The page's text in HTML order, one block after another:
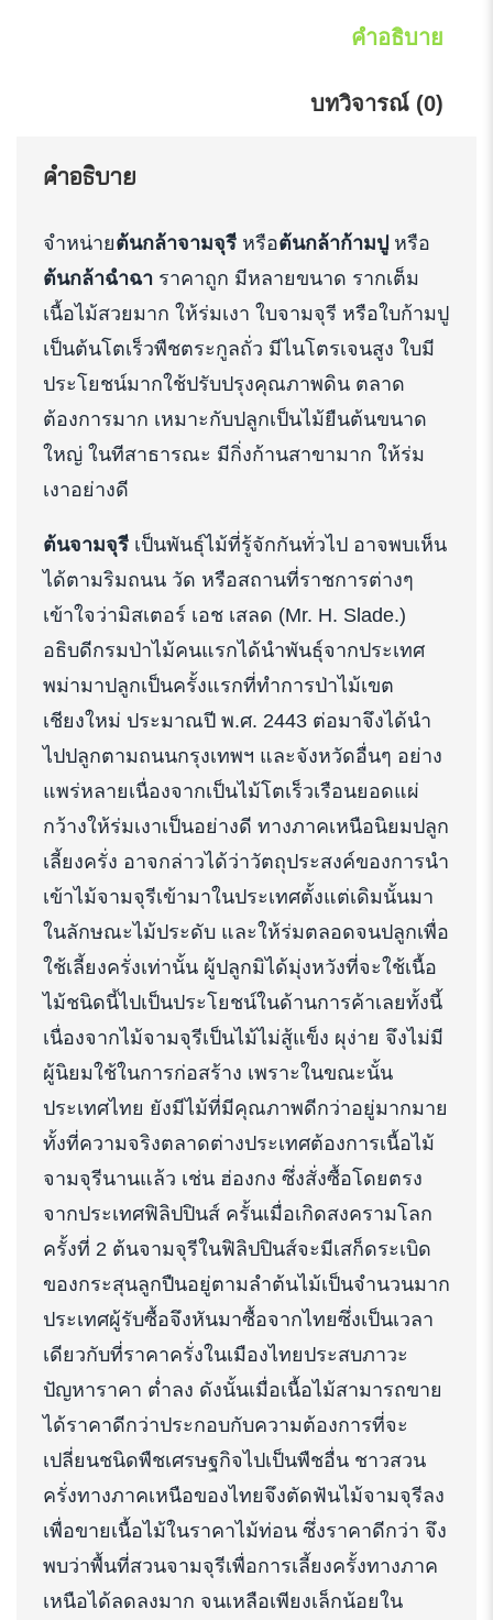
คำอธิบาย
บทวิจารณ์ (0)
คำอธิบาย
จำหน่ายต้นกล้าจามจุรี หรือต้นกล้าก้ามปู หรือ
ต้นกล้าฉำฉา ราคาถูก มีหลายขนาด รากเต็ม
เนื้อไม้สวยมาก ให้ร่มเงา ใบจามจุรี หรือใบก้ามปู
เป็นต้นโตเร็วพืชตระกูลถั่ว มีไนโตรเจนสูง ใบมี
ประโยชน์มากใช้ปรับปรุงคุณภาพดิน ตลาด
ต้องการมาก เหมาะกับปลูกเป็นไม้ยืนต้นขนาด
ใหญ่ ในทีสาธารณะ มีกิ่งก้านสาขามาก ให้ร่ม
เงาอย่างดี
ต้นจามจุรี เป็นพันธุ์ไม้ที่รู้จักกันทั่วไป อาจพบเห็น
ได้ตามริมถนน วัด หรือสถานที่ราชการต่างๆ
เข้าใจว่ามิสเตอร์ เอช เสลด (Mr. H. Slade.)
อธิบดีกรมป่าไม้คนแรกได้นำพันธุ์จากประเทศ
พม่ามาปลูกเป็นครั้งแรกที่ทำการป่าไม้เขต
เชียงใหม่ ประมาณปี พ.ศ. 2443 ต่อมาจึงได้นำ
ไปปลูกตามถนนกรุงเทพฯ และจังหวัดอื่นๆ อย่าง
แพร่หลายเนื่องจากเป็นไม้โตเร็วเรือนยอดแผ่
กว้างให้ร่มเงาเป็นอย่างดี ทางภาคเหนือนิยมปลูก
เลี้ยงครั่ง อาจกล่าวได้ว่าวัตถุประสงค์ของการนำ
เข้าไม้จามจุรีเข้ามาในประเทศตั้งแต่เดิมนั้นมา
ในลักษณะไม้ประดับ และให้ร่มตลอดจนปลูกเพื่อ
ใช้เลี้ยงครั่งเท่านั้น ผู้ปลูกมิได้มุ่งหวังที่จะใช้เนื้อ
ไม้ชนิดนี้ไปเป็นประโยชน์ในด้านการค้าเลยทั้งนี้
เนื่องจากไม้จามจุรีเป็นไม้ไม่สู้แข็ง ผุง่าย จึงไม่มี
ผู้นิยมใช้ในการก่อสร้าง เพราะในขณะนั้น
ประเทศไทย ยังมีไม้ที่มีคุณภาพดีกว่าอยู่มากมาย
ทั้งที่ความจริงตลาดต่างประเทศต้องการเนื้อไม้
จามจุรีนานแล้ว เช่น ฮ่องกง ซึ่งสั่งซื้อโดยตรง
จากประเทศฟิลิปปินส์ ครั้นเมื่อเกิดสงครามโลก
ครั้งที่ 2 ต้นจามจุรีในฟิลิปปินส์จะมีเสก็ดระเบิด
ของกระสุนลูกปืนอยู่ตามลำต้นไม้เป็นจำนวนมาก
ประเทศผู้รับซื้อจึงหันมาซื้อจากไทยซึ่งเป็นเวลา
เดียวกับที่ราคาครั่งในเมืองไทยประสบภาวะ
ปัญหาราคา ต่ำลง ดังนั้นเมื่อเนื้อไม้สามารถขาย
ได้ราคาดีกว่าประกอบกับความต้องการที่จะ
เปลี่ยนชนิดพืชเศรษฐกิจไปเป็นพืชอื่น ชาวสวน
ครั่งทางภาคเหนือของไทยจึงตัดฟันไม้จามจุรีลง
เพื่อขายเนื้อไม้ในราคาไม้ท่อน ซึ่งราคาดีกว่า จึง
พบว่าพื้นที่สวนจามจุรีเพื่อการเลี้ยงครั้งทางภาค
เหนือได้ลดลงมาก จนเหลือเพียงเล็กน้อยใน